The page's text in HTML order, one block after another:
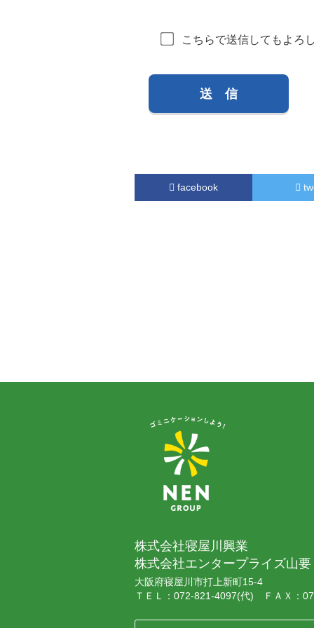
こちらで送信してもよろ
facebook
株式会社寝屋川興業
株式会社エンタープライズ山要
大阪府寝屋川市打上新町15-4
ＴＥＬ：072-821-4097(代) ＦＡＸ：